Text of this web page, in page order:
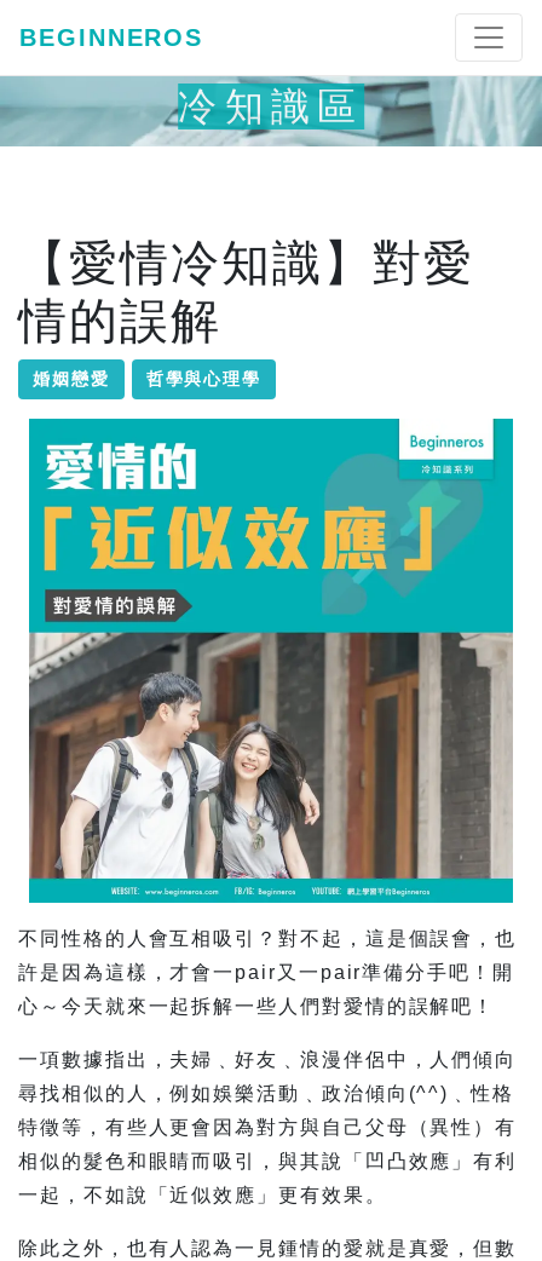
BEGINNEROS
冷知識區
【愛情冷知識】對愛
情的誤解
婚姻戀愛 哲學與心理學
不同性格的人會互相吸引？對不起，這是個誤會，也
許是因為這樣，才會一pair又一pair準備分手吧！開
心～今天就來一起拆解一些人們對愛情的誤解吧！
一項數據指出，夫婦﹑好友﹑浪漫伴侶中，人們傾向
尋找相似的人，例如娛樂活動﹑政治傾向(^^)﹑性格
特徵等，有些人更會因為對方與自己父母（異性）有
相似的髮色和眼睛而吸引，與其說「凹凸效應」有利
一起，不如說「近似效應」更有效果。
除此之外，也有人認為一見鍾情的愛就是真愛，但數